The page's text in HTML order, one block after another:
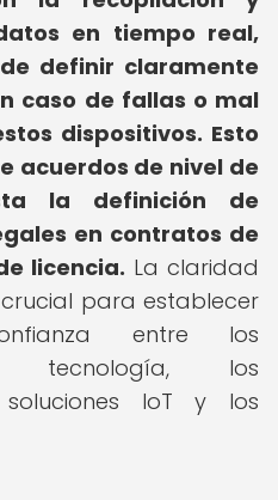
en tiempo real,
definir claramente
caso de fallas o mal
dispositivos. Esto
acuerdos de nivel de
la definición de
en contratos de
licencia. La claridad
para establecer
entre los
tecnología, los
IoT y los